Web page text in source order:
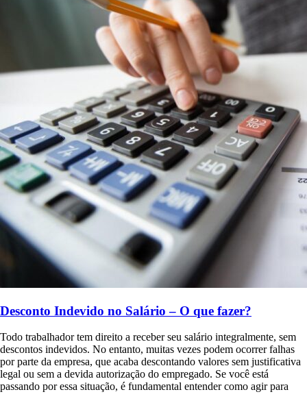
Desconto Indevido no Salário – O que fazer?
Todo trabalhador tem direito a receber seu salário integralmente, sem
descontos indevidos. No entanto, muitas vezes podem ocorrer falhas
por parte da empresa, que acaba descontando valores sem justificativa
legal ou sem a devida autorização do empregado. Se você está
passando por essa situação, é fundamental entender como agir para